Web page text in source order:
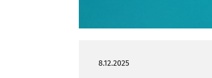
8.12.2025